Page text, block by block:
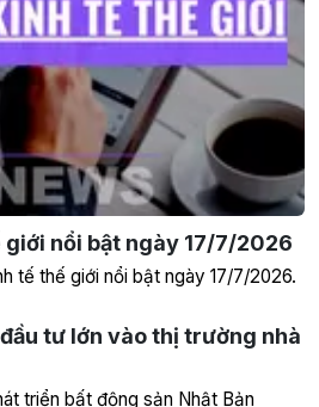
nổi bật ngày 17/7/2026
tế thế giới nổi bật ngày 17/7/2026.
tư lớn vào thị trường nhà
triển bất động sản Nhật Bản